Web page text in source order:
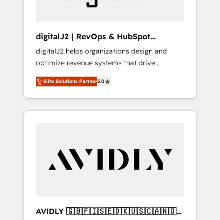
digitalJ2 | RevOps & HubSpot
Implementations
digitalJ2 helps organizations design and
optimize revenue systems that drive
scalable, predictable growth. As a triple-
accredited HubSpot Solutions Partner, we
specialize in both strategic RevOps planning
and hands-on technical execution - building
Services - Managed IT (MSP) - Franchises -
Professional Services - And more! How we
Custom integrations and workflow
Elite Solutions Partner5.0
AVIDLY 🇬🇧🇫🇮🇸🇪🇩🇰🇺🇸🇨🇦🇳🇴